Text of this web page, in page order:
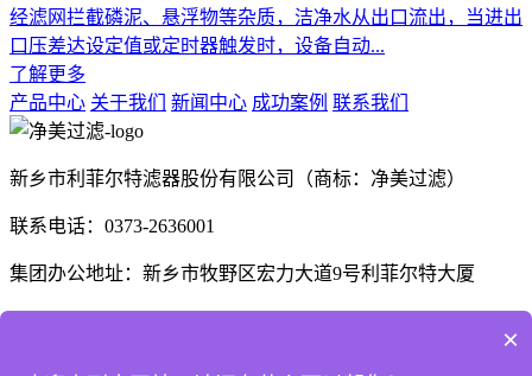
经滤网拦截磷泥、悬浮物等杂质，洁净水从出口流出，当进出
口压差达设定值或定时器触发时，设备自动...
了解更多
产品中心 关于我们 新闻中心 成功案例 联系我们
新乡市利菲尔特滤器股份有限公司（商标：净美过滤）
联系电话：0373-2636001
集团办公地址：新乡市牧野区宏力大道9号利菲尔特大厦
×